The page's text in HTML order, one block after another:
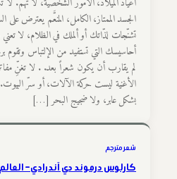
الجسد الممتاز، الكامل، المنعَّم يعترض على
تشنّجات لذّاتك أو ألملك في الظلام، لا
أحاسيسك التي تستفيد من الإلتباس وتقوم
لم يقارب أن يكون شعراً بعد. . لا تغنِّ
الأغنية ليست حركة الآلات، أو سرّ
بشكل عابر، ولا ضجيج البحر […]
شعر مترجم
كارلوس درموند دي آندرادي –